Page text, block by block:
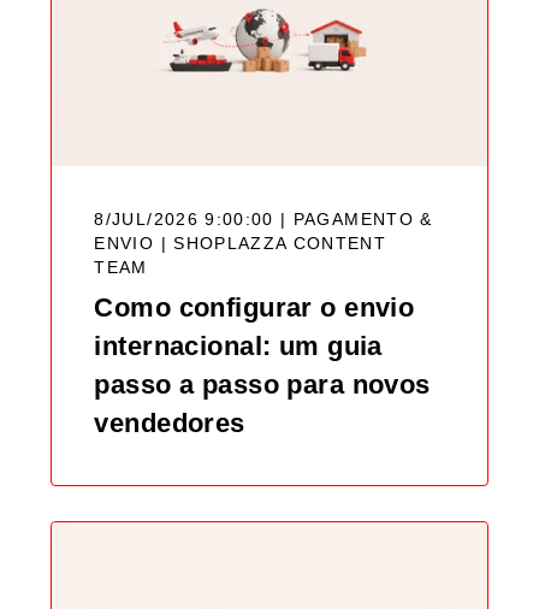
8/JUL/2026 9:00:00 | PAGAMENTO &
ENVIO |SHOPLAZZA CONTENT
TEAM
Como configurar o envio
internacional: um guia
passo a passo para novos
vendedores